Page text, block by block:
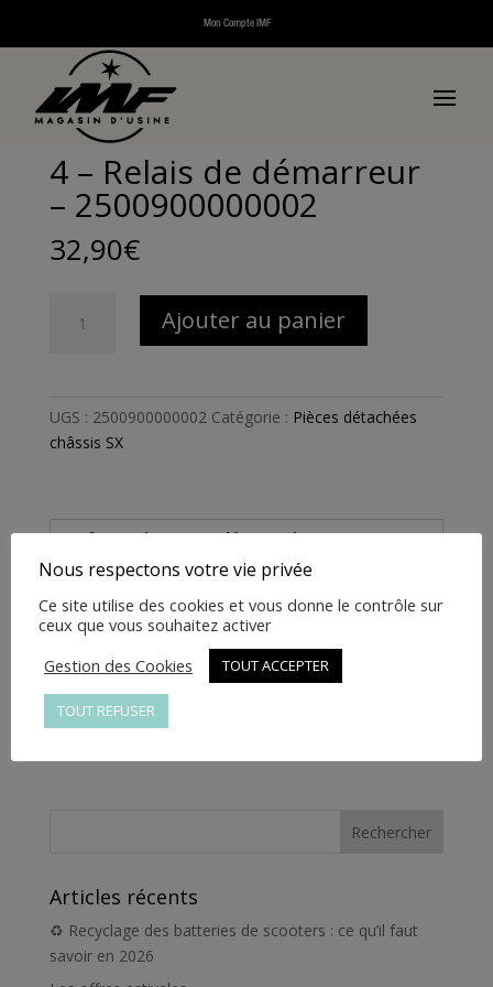
Mon Compte IMF
Accueil /Pièces détachées
thermiques/Pièces détachées SX
châssis SX / 4 – Relais de démarreur – 2500900000002
4 – Relais de démarreur
– 2500900000002
32,90€
de
Ajouter au panier
UGS : 2500900000002 Catégorie : Pièces détachées
châssis SX
Informations complémentaires
Informations
complémentaires
1 kg
Articles récents
♻️ Recyclage des batteries de scooters : ce qu’il faut
savoir en 2026
Nous respectons votre vie privée
Ce site utilise des cookies et vous donne le contrôle sur
ceux que vous souhaitez activer
Gestion des Cookies
TOUT ACCEPTER
TOUT REFUSER